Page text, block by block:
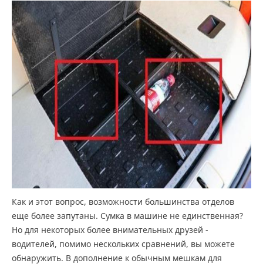
Как и этот вопрос, возможности большинства отделов
еще более запутаны. Сумка в машине не единственная?
Но для некоторых более внимательных друзей -
водителей, помимо нескольких сравнений, вы можете
обнаружить. В дополнение к обычным мешкам для